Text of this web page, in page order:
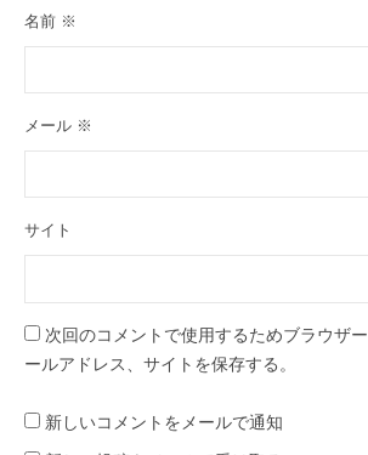
名前 ※
メール ※
サイト
次回のコメントで使用するためブラウザ
ールアドレス、サイトを保存する。
新しいコメントをメールで通知